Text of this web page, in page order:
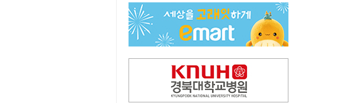
국민 51.9% "李 대통령 재판 재개 필요하다"
경북 영천시, 9월부터 11월까지 반값 여행 혜택 제공
아쉬운 태클